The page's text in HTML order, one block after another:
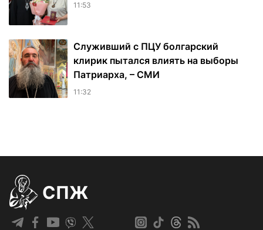
11:53
Служивший с ПЦУ болгарский
клирик пытался влиять на выборы
Патриарха, – СМИ
11:32
СПЖ